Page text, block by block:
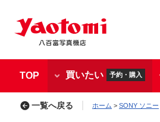
TOP 買いたい 予約・購入
一覧へ戻る ホーム > SONY ソニー